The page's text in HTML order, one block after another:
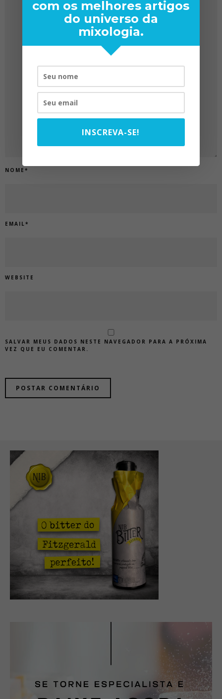
NOME *
EMAIL *
WEBSITE
SALVAR MEUS DADOS NESTE NAVEGADOR PARA A PRÓXIMA
VEZ QUE EU COMENTAR.
com os melhores artigos
do universo da
mixologia.
INSCREVA-SE!